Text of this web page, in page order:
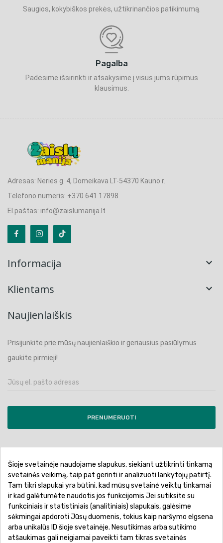
Saugios, kokybiškos prekės, užtikrinančios patikimumą.
Pagalba
Padėsime išsirinkti ir atsakysime į visus jums rūpimus
klausimus.
Adresas: Neries g. 4, Domeikava LT-54370 Kauno r.
Telefono numeris: +370 641 17898
El.paštas: info@zaislumanija.lt
Informacija 
Klientams 
Naujienlaiškis
Prisijunkite prie mūsų naujienlaiškio ir geriausius pasiūlymus
gaukite pirmieji!
PRENUMERUOTI
Pirkimo sąlygos ir taisyklės
Privatumo politika
Garantinis aptarnavimas
Prekių pristatymas
Prekių grąžinimas
Atsiskaitymo būdai
Šioje svetainėje naudojame slapukus, siekiant užtikrinti tinkamą
svetainės veikimą, taip pat gerinti ir analizuoti lankytojų patirtį.
Tam tikri slapukai yra būtini, kad mūsų svetainė veiktų tinkamai
ir kad galėtumėte naudotis jos funkcijomis Jei sutiksite su
funkciniais ir statistiniais (analitiniais) slapukais, galėsime
sėkmingai apdoroti Jūsų duomenis, tokius kaip naršymo elgsena
arba unikalūs ID šioje svetainėje. Nesutikimas arba sutikimo
atšaukimas gali neigiamai paveikti tam tikras svetainės